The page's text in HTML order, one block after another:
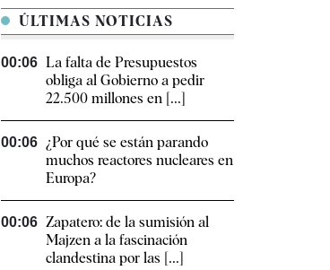
ÚLTIMAS NOTICIAS
00:06 La falta de Presupuestos
obliga al Gobierno a pedir
22.500 millones en [...]
00:06 ¿Por qué se están parando
muchos reactores nucleares en
Europa?
00:06 Zapatero: de la sumisión al
Majzen a la fascinación
clandestina por las [...]